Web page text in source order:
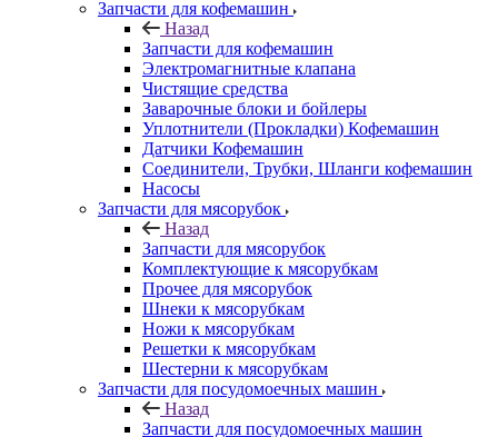
Запчасти для кофемашин
Назад
Запчасти для кофемашин
Электромагнитные клапана
Чистящие средства
Заварочные блоки и бойлеры
Уплотнители (Прокладки) Кофемашин
Датчики Кофемашин
Соединители, Трубки, Шланги кофемашин
Насосы
Запчасти для мясорубок
Назад
Запчасти для мясорубок
Комплектующие к мясорубкам
Прочее для мясорубок
Шнеки к мясорубкам
Ножи к мясорубкам
Решетки к мясорубкам
Шестерни к мясорубкам
Запчасти для посудомоечных машин
Назад
Запчасти для посудомоечных машин